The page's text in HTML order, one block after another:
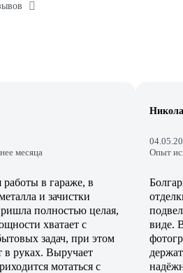
месяца
в гараже, в
и зачистки
полностью целая,
хватает с
задач, при этом
в руках. Выручает
мотаться с
Опыт
виде.